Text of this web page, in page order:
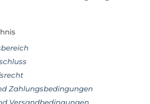
Zahlungsbedingungen